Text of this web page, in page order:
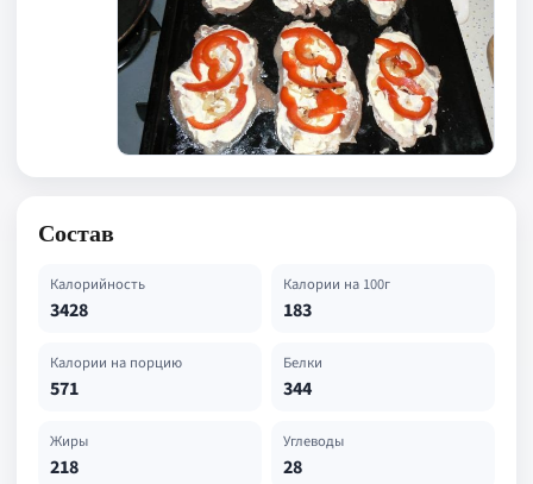
Состав
Калорийность
3428
Калории на 100г
183
Калории на порцию
571
Белки
344
Жиры
218
Углеводы
28